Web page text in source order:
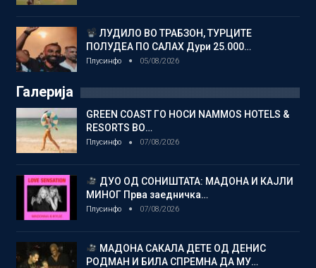
ЛУДИЛО ВО ТРАБЗОН, ТУРЦИТЕ
ПОЛУДЕА ПО САЛАХ Дури 25.000…
Плусинфо 05/08/2026
Галерија
GREEN COAST ГО НОСИ NAMMOS HOTELS &
RESORTS ВО…
Плусинфо 07/08/2026
ДУО ОД СОНИШТАТА: МАДОНА И КАЈЛИ
МИНОГ Прва заедничка…
Плусинфо 07/08/2026
МАДОНА САКАЛА ДЕТЕ ОД ДЕНИС
РОДМАН И БИЛА СПРЕМНА ДА МУ…